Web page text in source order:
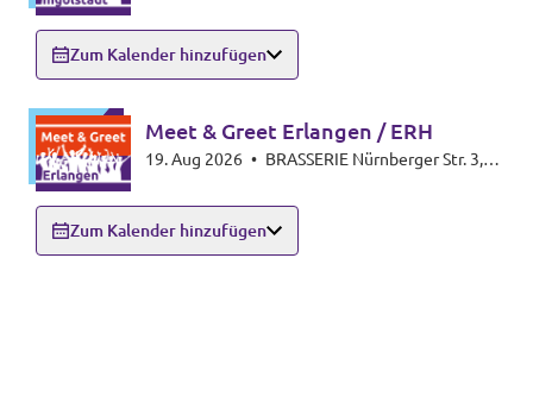
Zum Kalender hinzufügen
Meet & Greet Erlangen / ERH
19. Aug 2026 •
Zum Kalender hinzufügen